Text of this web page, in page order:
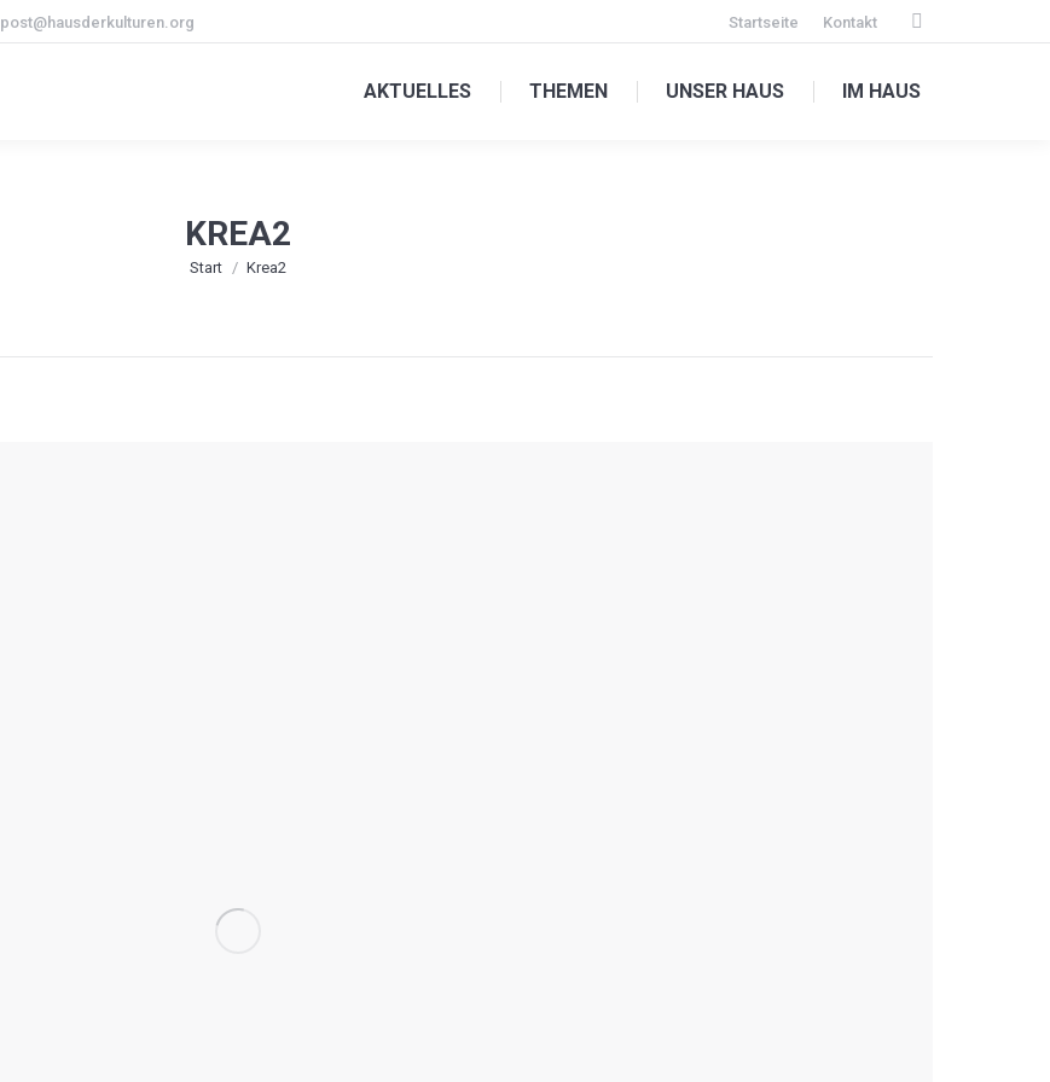
post@hausderkulturen.org Startseite Kontakt
Facebook
opens
AKTUELLES THEMEN UNSER HAUS IM HAUS
KREA2
Sie befinden sich hier:
Start Krea2